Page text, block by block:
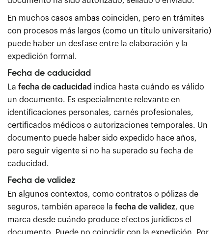
En muchos casos ambas coinciden, pero en trámites
con procesos más largos (como un título universitario)
puede haber un desfase entre la elaboración y la
expedición formal.
Fecha de caducidad
La fecha de caducidad indica hasta cuándo es válido
un documento. Es especialmente relevante en
identificaciones personales, carnés profesionales,
certificados médicos o autorizaciones temporales. Un
documento puede haber sido expedido hace años,
pero seguir vigente si no ha superado su fecha de
caducidad.
Fecha de validez
En algunos contextos, como contratos o pólizas de
seguros, también aparece la fecha de validez, que
marca desde cuándo produce efectos jurídicos el